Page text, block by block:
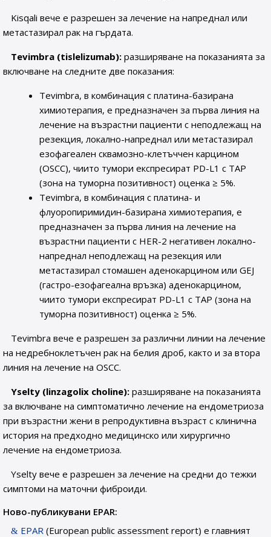
Kisqali вече е разрешен за лечение на напреднал или
метастазирал рак на гърдата.
Tevimbra (tislelizumab): разширяване на показанията за
включване на следните две показания:
Tevimbra, в комбинация с платина-базирана
химиотерапия, е предназначен за първа линия на
лечение на възрастни пациенти с неподлежащ на
резекция, локално-напреднал или метастазирал
езофагеален сквамозно-клетъччен карцином
(OSCC), чиито тумори експресират PD-L1 с ТАР
(зона на туморна позитивност) оценка ≥ 5%.
Tevimbra, в комбинация с платина- и
флуоропиримидин-базирана химиотерапия, е
предназначен за първа линия на лечение на
възрастни пациенти с HER-2 негативен локално-
напреднал неподлежащ на резекция или
метастазирал стомашен аденокарцином или GEJ
(гастро-езофагеална връзка) аденокарцином,
чиито тумори експресират PD-L1 с ТАР (зона на
туморна позитивност) оценка ≥ 5%.
Tevimbra вече е разрешен за различни линии на лечение
на недребноклетъчен рак на белия дроб, както и за втора
линия на лечение на OSCC.
Yselty (linzagolix choline): разширяване на показанията
за включване на симптоматично лечение на ендометриоза
при възрастни жени в репродуктивна възраст с клинична
история на предходно медицинско или хирургично
лечение на ендометриоза.
Yselty вече е разрешен за лечение на средни до тежки
симптоми на маточни фиброиди.
Ново-публикувани EPAR:
EPAR (European public assessment report) е главният